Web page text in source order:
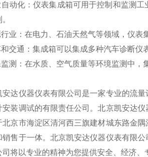
动化：仪表集成箱可用于控制和监测
业：在电力、石油天然气等领域，仪表
交通：集成箱可以集成多种汽车诊断仪
测：在水质、空气质量等环境监测中，
安达仪器仪表有限公司是一家专业的流
安装调试的有限责任公司。北京凯安达
北京市海淀区清河西三旗建材城东路金
销售于一体。北京凯安达仪器仪表有限
司将以专业的精神为您提供安全、经济、